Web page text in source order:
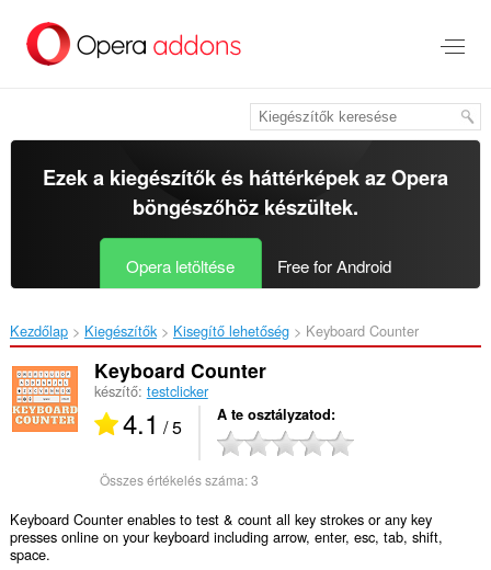
Ezek a kiegészítők és háttérképek azOpera
böngészőhözkészültek.
Opera letöltése Free for Android
Kezdőlap Kiegészítők Kisegítő lehetőség Keyboard Counter‎
Keyboard Counter
készítő: testclicker
4.1 / 5 A te osztályzatod
Összes értékelés száma:3
Keyboard Counter enables to test & count all key strokes or any key
presses online on your keyboard including arrow, enter, esc, tab, shift,
space.